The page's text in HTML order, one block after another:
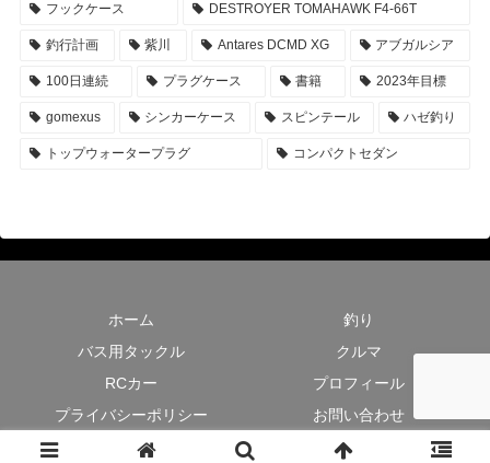
フックケース DESTROYER TOMAHAWK F4-66T
釣行計画 紫川 Antares DCMD XG アブガルシア
100日連続 プラグケース 書籍 2023年目標
gomexus シンカーケース スピンテール ハゼ釣り
トップウォータープラグ コンパクトセダン
ホーム
釣り
バス用タックル
クルマ
RCカー
プロフィール
プライバシーポリシー
お問い合わせ
© 2018 t-助の釣り日記.